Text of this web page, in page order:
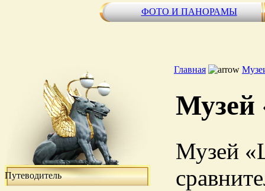
ФОТО И ПАНОРАМЫ
Путеводитель
Главная
Музей
Музей